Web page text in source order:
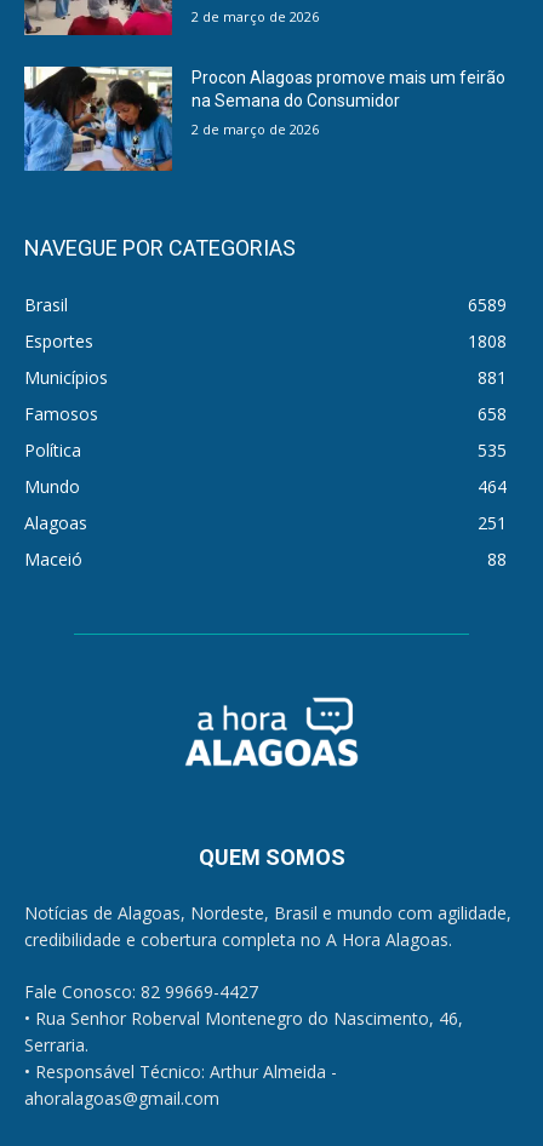
2 de março de 2026
Procon Alagoas promove mais um feirão
na Semana do Consumidor
2 de março de 2026
NAVEGUE POR CATEGORIAS
Brasil
6589
Esportes
1808
Municípios
881
Famosos
658
Política
535
Mundo
464
Alagoas
251
Maceió
88
QUEM SOMOS
Notícias de Alagoas, Nordeste, Brasil e mundo com agilidade,
credibilidade e cobertura completa no A Hora Alagoas.
Fale Conosco: 82 99669-4427
• Rua Senhor Roberval Montenegro do Nascimento, 46,
Serraria.
• Responsável Técnico: Arthur Almeida -
ahoralagoas@gmail.com